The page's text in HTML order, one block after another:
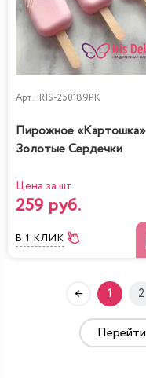
Арт. IRIS-250189PK
Пирожное «Картошка»
Золотые Сердечки
Цена за шт.
259 руб.
В 1 КЛИК
1 2